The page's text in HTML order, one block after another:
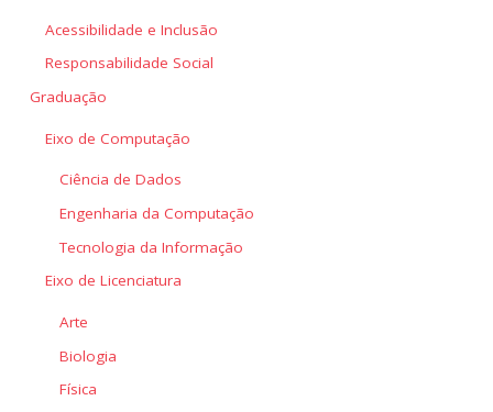
Acessibilidade e Inclusão
Responsabilidade Social
Graduação
Eixo de Computação
Ciência de Dados
Engenharia da Computação
Tecnologia da Informação
Eixo de Licenciatura
Arte
Biologia
Física